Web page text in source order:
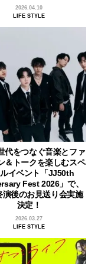
2026.04.10
LIFE STYLE
代をつなぐ音楽とファ
＆トークを楽しむスペ
イベント「JJ50th
Fest 2026」で、
演後のお見送り会実施
決定！
2026.03.27
LIFE STYLE